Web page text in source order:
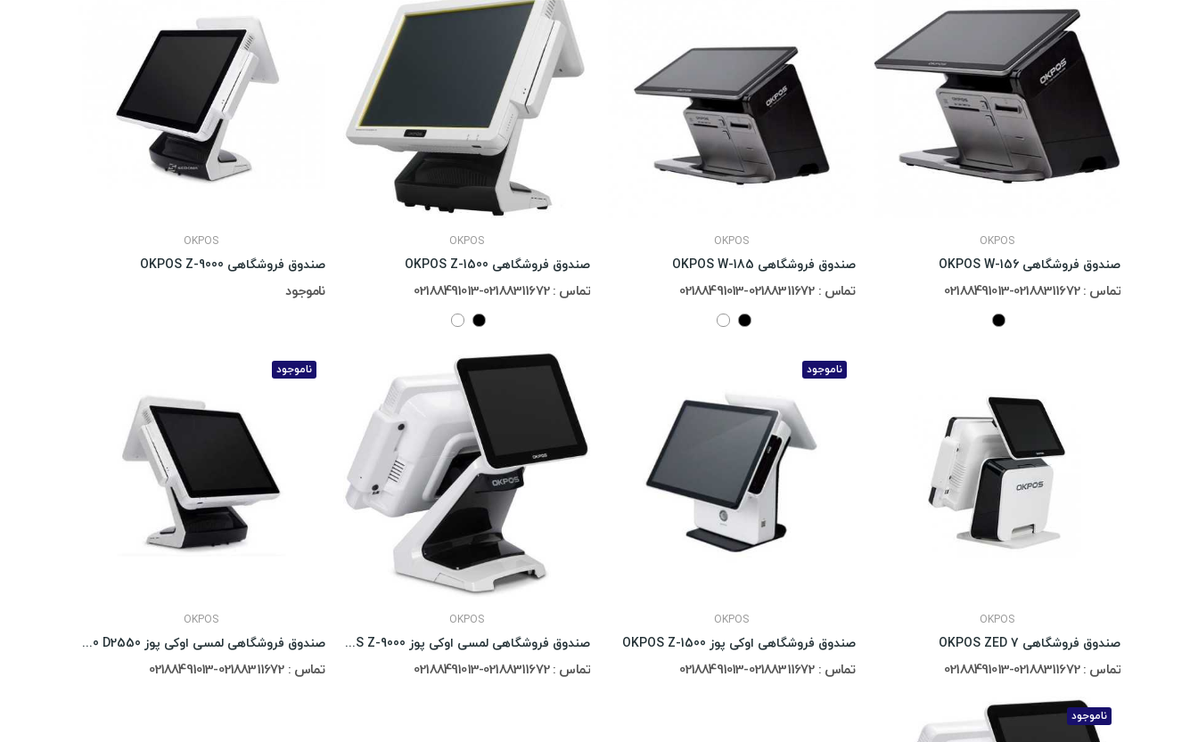
OKPOS
صندوق فروشگاهی OKPOS W-156
تماس : 02188311672-02188491013
OKPOS
صندوق فروشگاهی OKPOS W-185
تماس : 02188311672-02188491013
OKPOS
صندوق فروشگاهی OKPOS Z-1500
تماس : 02188311672-02188491013
OKPOS
صندوق فروشگاهی OKPOS Z-9000
ناموجود
OKPOS
صندوق فروشگاهی OKPOS ZED 7
تماس : 02188311672-02188491013
ناموجود
OKPOS
صندوق فروشگاهی اوکی پوز OKPOS Z-1500
تماس : 02188311672-02188491013
OKPOS
صندوق فروشگاهی لمسی اوکی پوز OKPOS Z-9000
تماس : 02188311672-02188491013
ناموجود
OKPOS
صندوق فروشگاهی لمسی اوکی پوز OKPOS Z-9000 D2550
تماس : 02188311672-02188491013
ناموجود